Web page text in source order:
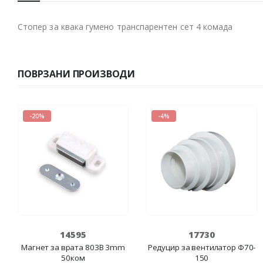
Стопер за квака гумено транспарентен сет 4 комада
ПОВРЗАНИ ПРОИЗВОДИ
-20%
14595
Магнет за врата 803B 3mm
50ком
-4%
17730
Редуцир за вентилатор Ф70-
150